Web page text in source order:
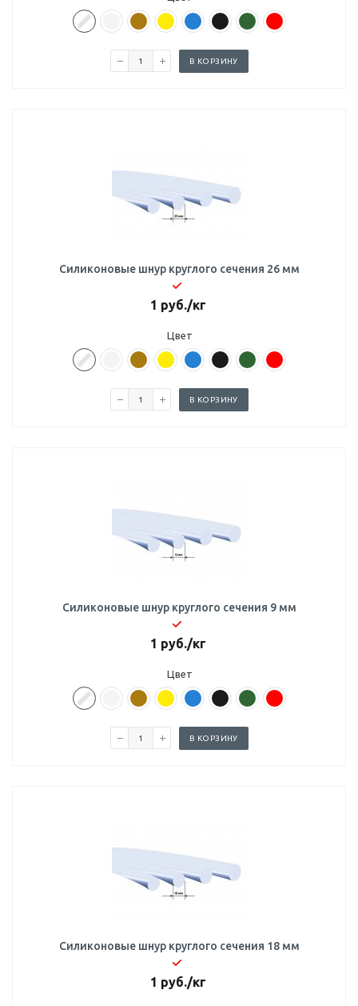
В КОРЗИНУ
Силиконовые шнур круглого сечения 26 мм
1 руб./кг
Цвет
В КОРЗИНУ
Силиконовые шнур круглого сечения 9 мм
1 руб./кг
Цвет
В КОРЗИНУ
Силиконовые шнур круглого сечения 18 мм
1 руб./кг